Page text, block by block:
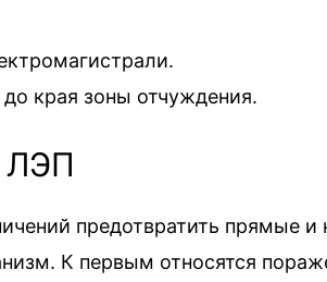
края зоны отчуждения.
ЛЭП
предотвратить прямые и
К первым относятся